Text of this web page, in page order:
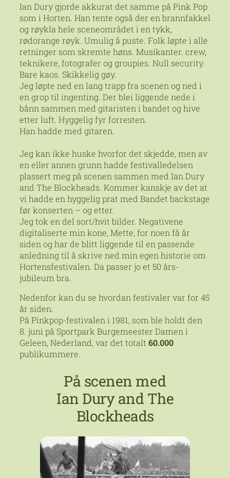
Ian Dury gjorde akkurat det samme på Pink Pop
som i Horten. Han tente også der en brannfakkel
og røykla hele sceneområdet i en tykk,
rødorange røyk. Umulig å puste. Folk løpte i alle
retninger som skremte høns. Musikanter. crew,
teknikere, fotografer og groupies. Null security.
Bare kaos. Skikkelig gøy.
Jeg løpte ned en lang trapp fra scenen og ned i
en grop til ingenting. Der blei liggende nede i
bånn sammen med gitaristen i bandet og hive
etter luft. Hyggelig fyr forresten.
Han hadde med gitaren.
Jeg kan ikke huske hvorfor det skjedde, men av
en eller annen grunn hadde festivalledelsen
plassert meg på scenen sammen med Ian Dury
and The Blockheads. Kommer kanskje av det at
vi hadde en hyggelig prat med Bandet backstage
før konserten – og etter.
Jeg tok en del sort/hvit bilder. Negativene
digitaliserte min kone, Mette, for noen få år
siden og har de blitt liggende til en passende
anledning til å skrive ned min egen historie om
Hortensfestivalen. Da passer jo et 50 års-
jubileum bra.
Nedenfor kan du se hvordan festivaler var for 45
år siden.
På Pinkpop-festivalen i 1981, som ble holdt den
8. juni på Sportpark Burgemeester Damen i
Geleen, Nederland, var det totalt 60.000
publikummere.
På scenen med
Ian Dury and The
Blockheads